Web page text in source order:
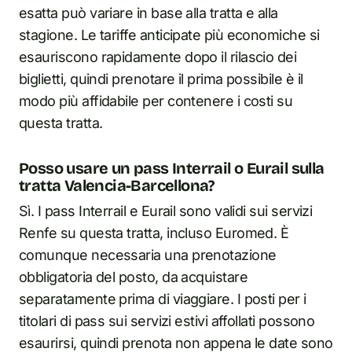
esatta può variare in base alla tratta e alla
stagione. Le tariffe anticipate più economiche si
esauriscono rapidamente dopo il rilascio dei
biglietti, quindi prenotare il prima possibile è il
modo più affidabile per contenere i costi su
questa tratta.
Posso usare un pass Interrail o Eurail sulla
tratta Valencia-Barcellona?
Sì. I pass Interrail e Eurail sono validi sui servizi
Renfe su questa tratta, incluso Euromed. È
comunque necessaria una prenotazione
obbligatoria del posto, da acquistare
separatamente prima di viaggiare. I posti per i
titolari di pass sui servizi estivi affollati possono
esaurirsi, quindi prenota non appena le date sono